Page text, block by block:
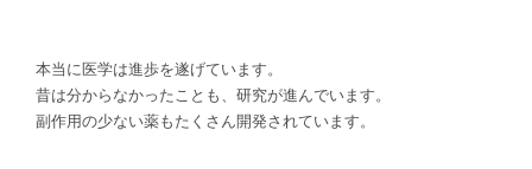
本当に医学は進歩を遂げています。
昔は分からなかったことも、研究が進んでいます。
副作用の少ない薬もたくさん開発されています。